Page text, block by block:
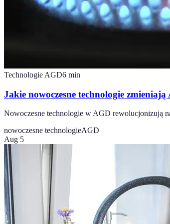
Technologie AGD6 min
Jakie nowoczesne technologie
Nowoczesne technologie w AGD rewolucjonizują
nowoczesne technologieAGD
Aug 5